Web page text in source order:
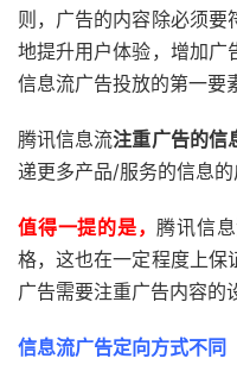
则，广告的内容除必须要
地提升用户体验，增加广
信息流广告投放的第一要
腾讯信息流注重广告的信
递更多产品/服务的信息的
值得一提的是，腾讯信
格，这也在一定程度上保
广告需要注重广告内容的
信息流广告定向方式不同